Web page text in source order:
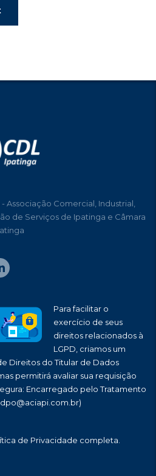
- Associação Comercial, Industrial,
de Serviços de Ipatinga e Câmara
Para facilitar o
exercício de seus
direitos relacionados à
LGPD, criamos um
Direitos do Titular de Dados
permitirá avaliar sua requisição
Encarregado pelo Tratamento
de Privacidade completa.